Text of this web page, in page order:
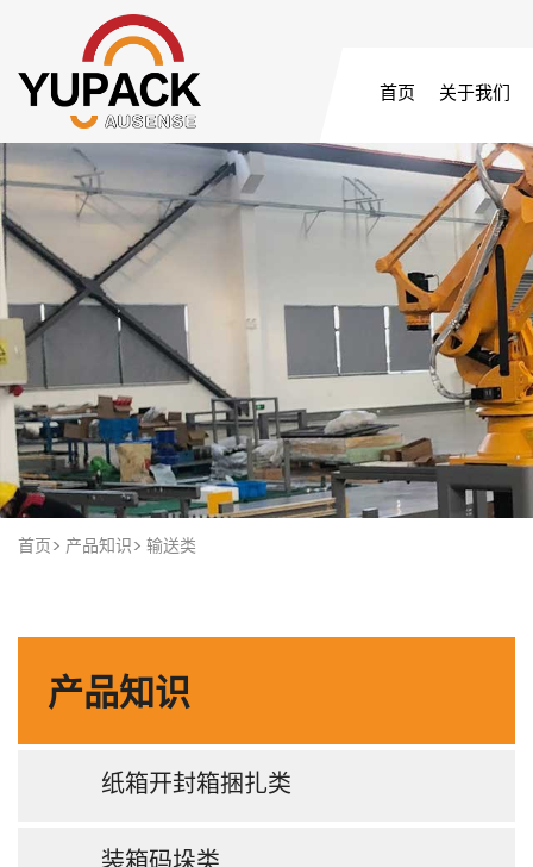
首页 关于我们
首页 产品知识 输送类
产品知识
纸箱开封箱捆扎类